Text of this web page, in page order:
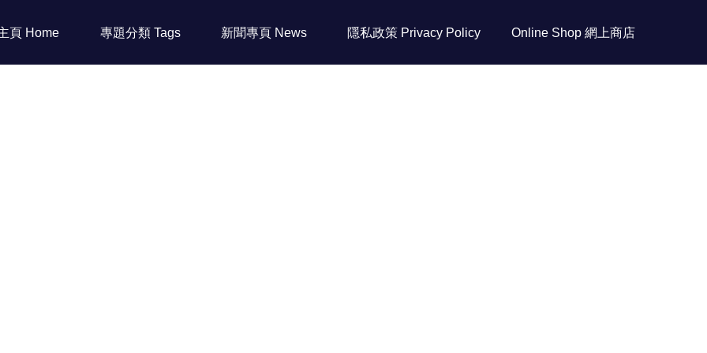
頁 Home 專題分類 Tags 新聞專頁 News 隱私政策 Privacy Policy Online Shop 網上商店